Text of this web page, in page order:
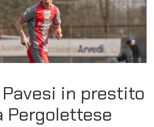
in prestito
Pergolettese